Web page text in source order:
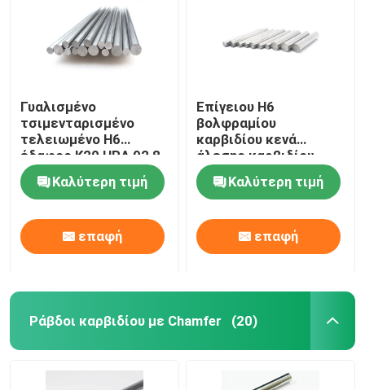
Γυαλισμένο
τσιμενταρισμένο
τελειωμένο H6
έδαφος K20 HRA 92,8
ράβδων καρβιδίου
βολφραμίου
Καλύτερη τιμή
επαφή
Επίγειου H6
βολφραμίου
καρβιδίου κενά
άλεσης καρβιδίου
ράβδων HRA 91,9
τσιμενταρισμένα
Καλύτερη τιμή
επαφή
Ράβδοι καρβιδίου με Chamfer (20)